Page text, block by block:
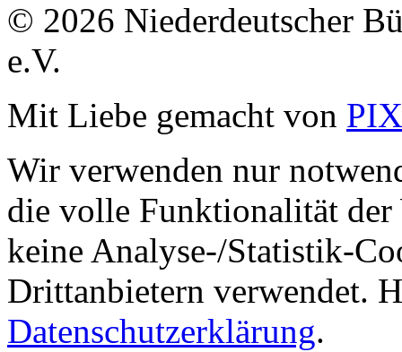
© 2026 Niederdeutscher
e.V.
Mit Liebe gemacht von
Wir verwenden nur
die volle Funktionalität der
keine Analyse-/Statistik-
Drittanbietern verwendet.
Datenschutzerklärung.